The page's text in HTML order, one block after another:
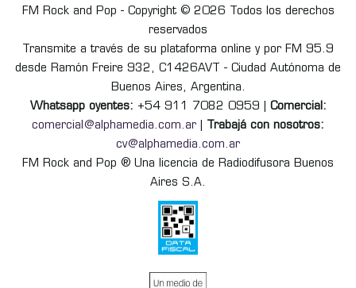
FM Rock and Pop - Copyright © 2026 Todos los derechos
reservados
Transmite a través de su plataforma online y por FM 95.9
desde Ramón Freire 932, C1426AVT - Ciudad Autónoma de
Buenos Aires, Argentina.
Whatsapp oyentes: +54 911 7082 0959 | Comercial:
comercial@alphamedia.com.ar
Trabajá con nosotros:
cv@alphamedia.com.ar
FM Rock and Pop ® Una licencia de Radiodifusora Buenos
Aires S.A.